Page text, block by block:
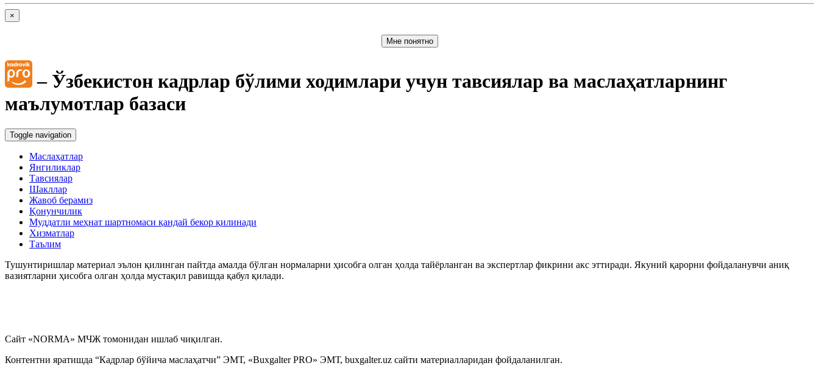
×
Мне понятно
– Ўзбекистон кадрлар бўлими ходимлари учун тавсиялар ва маслаҳатларнинг
маълумотлар базаси
Toggle navigation
Маслаҳатлар
Янгиликлар
Тавсиялар
Шакллар
Жавоб берамиз
Қонунчилик
Муддатли меҳнат шартномаси қандай бекор қилинади
Хизматлар
Таълим
Тушунтиришлар материал эълон қилинган пайтда амалда бўлган нормаларни ҳисобга олган ҳолда тайёрланган ва экспертлар фикрини акс эттиради. Якуний қарорни фойдаланувчи аниқ
вазиятларни ҳисобга олган ҳолда мустақил равишда қабул қилади.
Сайт «NORMA» МЧЖ томонидан ишлаб чиқилган.
Контентни яратишда “Кадрлар бўйича маслаҳатчи” ЭМТ, «Buxgalter PRO» ЭМТ, buxgalter.uz сайти материалларидан фойдаланилган.